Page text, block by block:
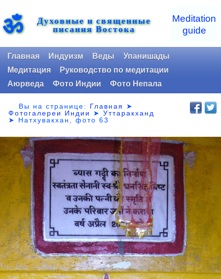
ॐ Духовные и священные
писания Востока
Meditation
guide
Главная Индуизм Веды
Упанишады
Медитация
Руководство по медитации
Аюрведа
Фото Индии Фото Непала
Вы на странице: Главная
➤
Фотогалереи Индии
➤Уттаракханд
➤ Натхувакхан, фото 63